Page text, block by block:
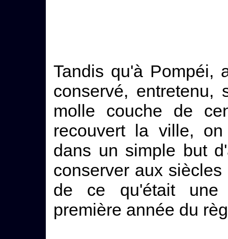
Tandis qu'à Pompéi,
conservé,
molle couche de
recouvert la ville,
dans un simple but
conserver aux
de ce qu'était une
première année du